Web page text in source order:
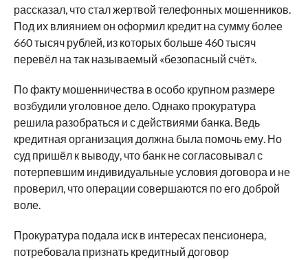
рассказал, что стал жертвой телефонных мошенников.
Под их влиянием он оформил кредит на сумму более
660 тысяч рублей, из которых больше 460 тысяч
перевёл на так называемый «безопасный счёт».
По факту мошенничества в особо крупном размере
возбудили уголовное дело. Однако прокуратура
решила разобраться и с действиями банка. Ведь
кредитная организация должна была помочь ему. Но
суд пришёл к выводу, что банк не согласовывал с
потерпевшим индивидуальные условия договора и не
проверил, что операции совершаются по его доброй
воле.
Прокуратура подала иск в интересах пенсионера,
потребовала признать кредитный договор